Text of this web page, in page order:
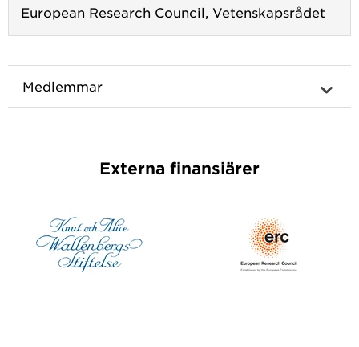
European Research Council, Vetenskapsrådet
Medlemmar
Externa finansiärer